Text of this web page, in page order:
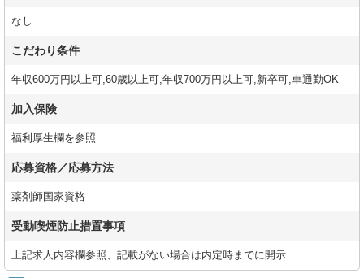
なし
こだわり条件
年収600万円以上可,60歳以上可,年収700万円以上可,新卒可,車通勤OK
加入保険
福利厚生欄を参照
応募資格／応募方法
薬剤師国家資格
受動喫煙防止措置事項
上記求人内容欄参照、記載がない場合は内定時までに開示